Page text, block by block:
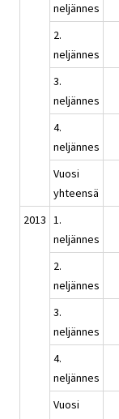
neljännes
2.
neljännes
3.
neljännes
4.
neljännes
Vuosi
yhteensä
2013 1.
neljännes
2.
neljännes
3.
neljännes
4.
neljännes
Vuosi